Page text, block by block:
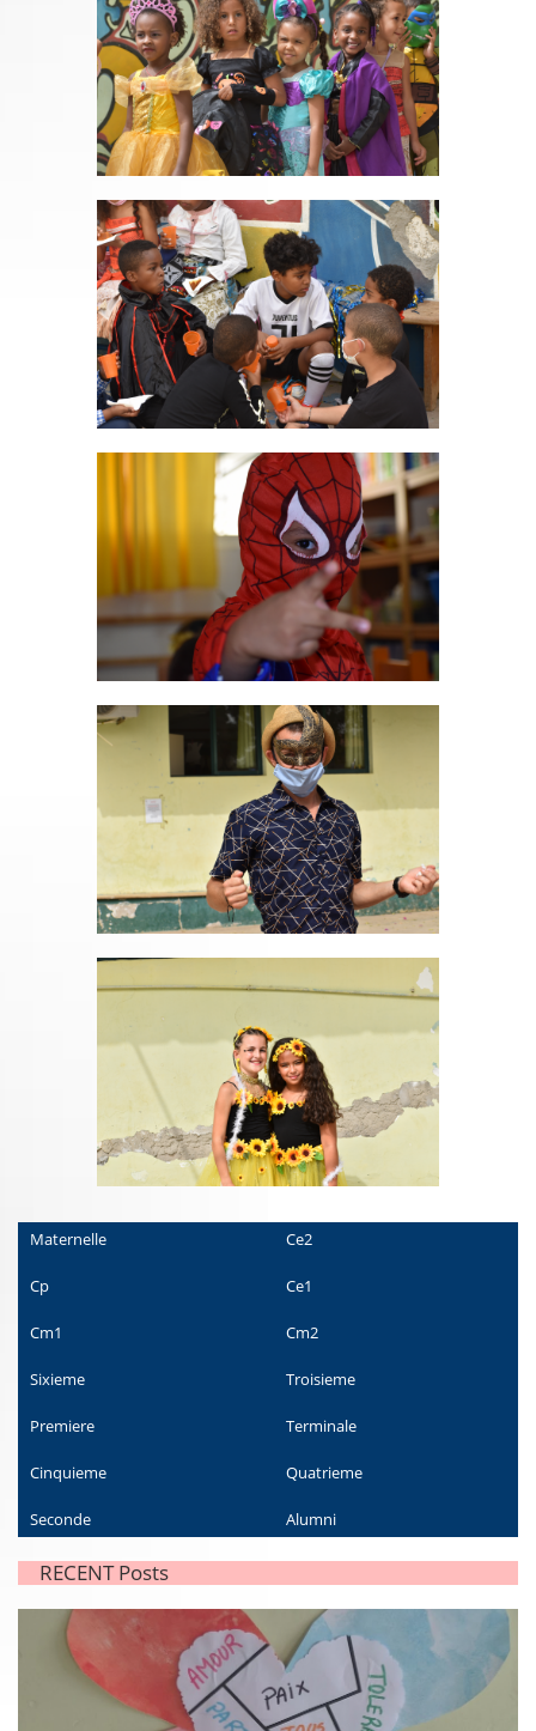
Maternelle Ce2
Cp Ce1
Cm1 Cm2
Sixieme Troisieme
Premiere Terminale
Cinquieme Quatrieme
Seconde Alumni
RECENT Posts